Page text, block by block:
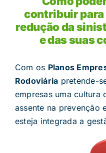
contribuir para
redução da
e das suas
Com os Planos
Rodoviária pretende-
empresas uma cultura
assente na prevenção
esteja integrada a